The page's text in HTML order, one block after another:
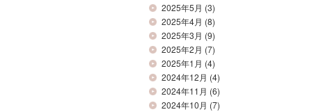
2025年5月 (3)
2025年4月 (8)
2025年3月 (9)
2025年2月 (7)
2025年1月 (4)
2024年12月 (4)
2024年11月 (6)
2024年10月 (7)